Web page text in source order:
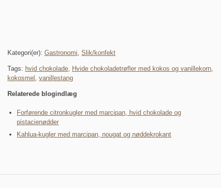
Kategori(er): Gastronomi, Slik/konfekt
Tags: hvid chokolade Hvide chokoladetrøfler med kokos og vanillekorn
kokosmel
vanillestang
Relaterede blogindlæg
Forførende citronkugler med marcipan, hvid chokolade og
pistacienødder
Kahlua-kugler med marcipan, nougat og nøddekrokant